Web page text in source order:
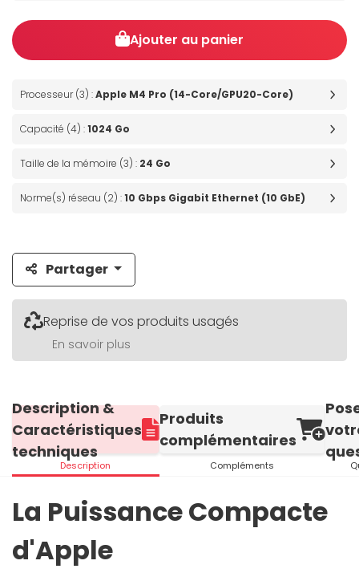
Ajouter au panier
Processeur (3) :Apple M4 Pro (14-Core/GPU20-Core)
Capacité (4) :1024 Go
Taille de la mémoire (3) : 24 Go
Norme(s) réseau (2) :10 Gbps Gigabit Ethernet (10 GbE)
Partager
Reprise de vos produits usagés
En savoir plus
Description &
Caractéristiques
techniques
Description
Produits
complémentaires
Compléments
La Puissance Compacte
d'Apple